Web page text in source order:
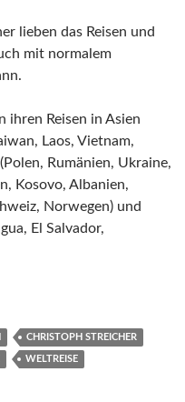
lieben das Reisen und
mit normalem
ihren Reisen in Asien
Laos, Vietnam,
Rumänien, Ukraine,
Kosovo, Albanien,
Norwegen) und
El Salvador,
Länder, ein Buch voller
CHRISTOPH STREICHER
WELTREISE